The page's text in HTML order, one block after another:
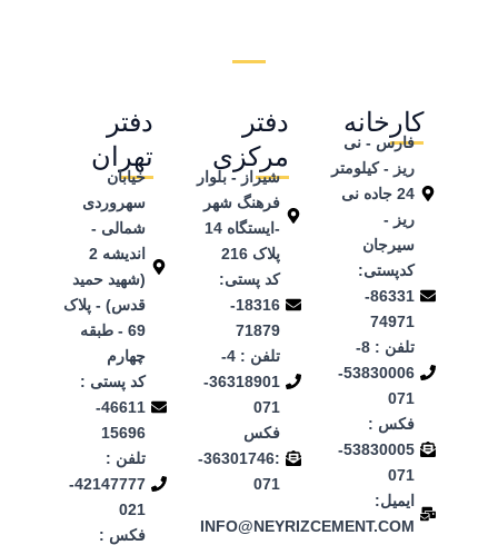
کارخانه
فارس - نی
ریز - کیلومتر
24 جاده نی
ریز -
سیرجان
کدپستی:
86331-
74971
تلفن ‌: 8-
53830006-
071
فکس :
53830005-
071
ایمیل:
INFO@NEYRIZCEMENT.COM
دفتر
مرکزی
شیراز - بلوار
فرهنگ شهر
-ایستگاه 14
پلاک 216
کد پستی:
18316-
71879
تلفن : 4-
36318901-
071
فکس
:36301746-
071
دفتر
تهران
خیابان
سهروردی
شمالی -
اندیشه 2
(شهید حمید
قدس) - پلاک
69 - طبقه
چهارم
کد پستی :
46611-
15696
تلفن :
42147777-
021
فکس :